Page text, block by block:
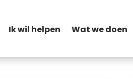
Ik wil helpen Wat we doen